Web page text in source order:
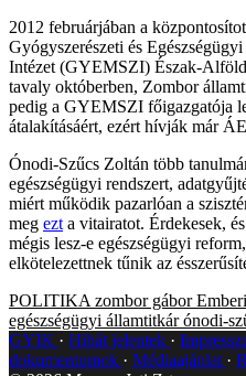
2012 februárjában a
Gyógyszerészeti és
Intézet (GYEMSZI) Észak-
tavaly októberben, Zombor
pedig a GYEMSZI főigazgatója
átalakításáért, ezért hívják már
Ónodi-Szűcs Zoltán több
egészségügyi rendszert,
miért működik pazarlóan a
meg ezt a vitairatot. Érdekesek,
mégis lesz-e egészségügyi
elkötelezettnek tűnik az
POLITIKA zombor gábor
egészségügyi államtitkár ónodi-
GYIK
Hibát jelentek
dokumentumok
Médiaajánlat